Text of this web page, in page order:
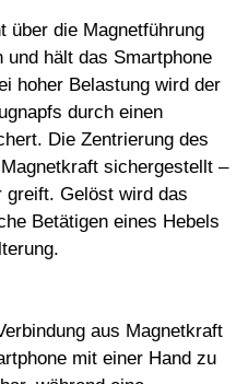
über die Magnetführung
und hält das Smartphone
hoher Belastung wird der
durch einen
Die Zentrierung des
sichergestellt –
Gelöst wird das
Betätigen eines Hebels
aus Magnetkraft
mit einer Hand zu